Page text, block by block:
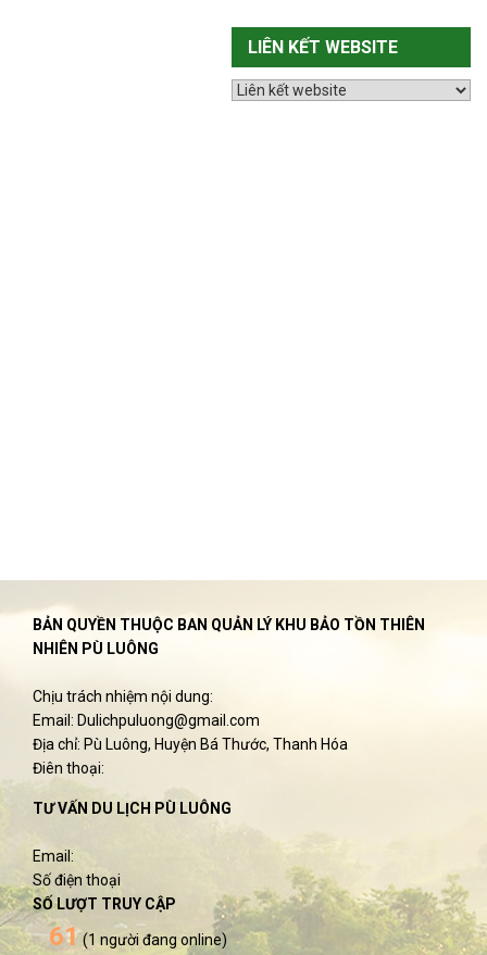
LIÊN KẾT WEBSITE
BẢN QUYỀN THUỘC BAN QUẢN LÝ KHU BẢO TỒN THIÊN
NHIÊN PÙ LUÔNG
Chịu trách nhiệm nội dung:
Email: Dulichpuluong@gmail.com
Địa chỉ: Pù Luông, Huyện Bá Thước, Thanh Hóa
Điên thoại:
TƯ VẤN DU LỊCH PÙ LUÔNG
Email:
Số điện thoại
SỐ LƯỢT TRUY CẬP
61(1 người đang online)